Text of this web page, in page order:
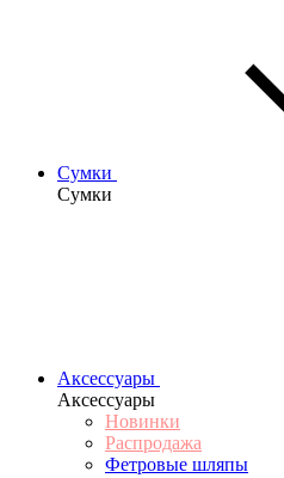
Сумки
Сумки
Аксессуары
Аксессуары
Новинки
Распродажа
Фетровые шляпы